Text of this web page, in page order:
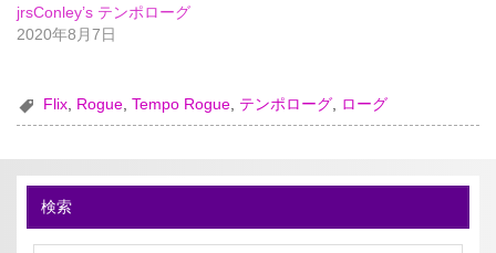
jrsConley’s テンポローグ
2020年8月7日
Flix Rogue ,Tempo Rogue テンポローグ ローグ
検索